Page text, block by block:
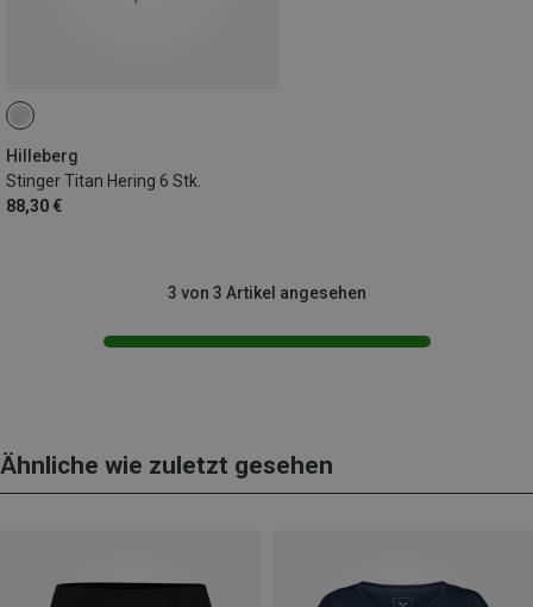
Hilleberg
Stinger Titan Hering 6 Stk.
88,30 €
3 von 3 Artikel angesehen
Ähnliche wie zuletzt gesehen